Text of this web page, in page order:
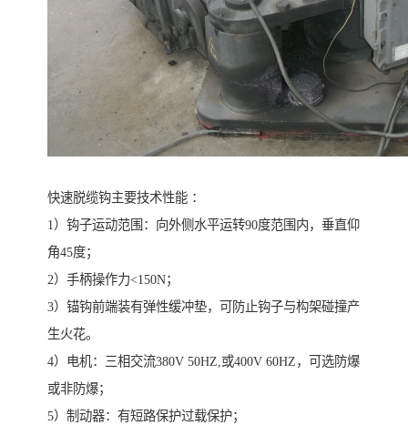
快速脱缆钩主要技术性能 ：
1）钩子运动范围：向外侧水平运转90度范围内，垂直仰
角45度；
2）手柄操作力<150N；
3）锚钩前端装有弹性缓冲垫，可防止钩子与构架碰撞产
生火花。
4）电机：三相交流380V 50HZ,或400V 60HZ，可选防爆
或非防爆；
5）制动器：有短路保护过载保护；